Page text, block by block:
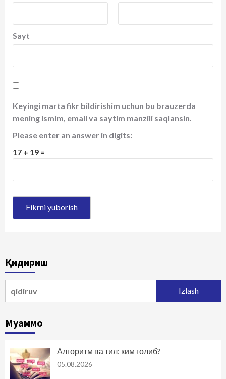
Sayt
Keyingi marta fikr bildirishim uchun bu brauzerda
mening ismim, email va saytim manzili saqlansin.
Please enter an answer in digits:
17 + 19 =
Қидириш
Муаммо
Алгоритм ва тил: ким ғолиб?
05.08.2026